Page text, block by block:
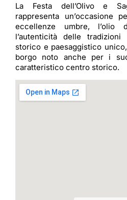
La Festa dell’Olivo e
rappresenta un’occasione
eccellenze umbre, l’olio
l’autenticità delle
storico e paesaggistico
borgo noto anche per i
caratteristico centro storico.